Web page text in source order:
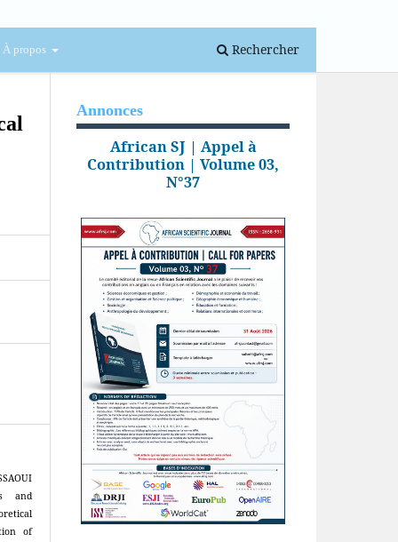
À propos Rechercher
and
of
Annonces
African SJ | Appel à
Contribution | Volume 03,
N°37